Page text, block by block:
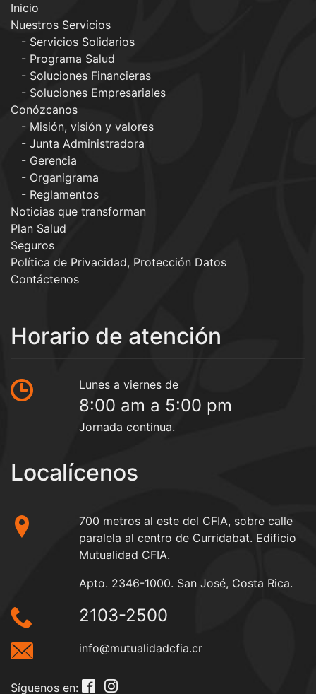
Inicio
Nuestros Servicios
Servicios Solidarios
Programa Salud
Soluciones Financieras
Soluciones Empresariales
Conózcanos
Misión, visión y valores
Junta Administradora
Gerencia
Organigrama
Reglamentos
Noticias que transforman
Plan Salud
Seguros
Política de Privacidad, Protección Datos
Contáctenos
Horario de atención
Lunes a viernes de
8:00 am a 5:00 pm
Jornada continua.
Localícenos
700 metros al este del CFIA, sobre calle
paralela al centro de Curridabat. Edificio
Mutualidad CFIA.
Apto. 2346-1000. San José, Costa Rica.
2103-2500
info@mutualidadcfia.cr
Síguenos en: